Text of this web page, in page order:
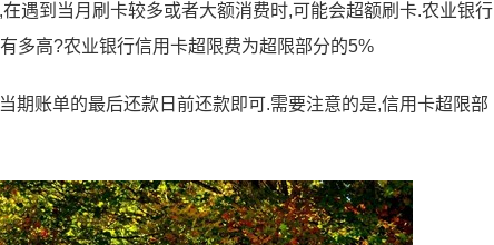
遇到当月刷卡较多或者大额消费时,可能会超额刷卡.农业银行
多高?农业银行信用卡超限费为超限部分的5%
期账单的最后还款日前还款即可.需要注意的是,信用卡超限部